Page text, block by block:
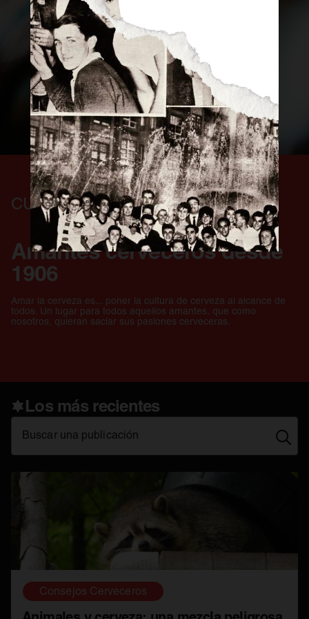
Consejos Cerveceros
Servicio Perfecto
Historia
Actualidad
Materias Primas
Estilos de Cerveza
Elaboración
Maridaje
BEER MASTER
CULTURA DE CERVEZA
Amantes cerveceros desde
1906
Amar la cerveza es... poner la cultura de cerveza al alcance de
todos. Un lugar para todos aquellos amantes, que como
nosotros, quieran saciar sus pasiones cerveceras.
Los más recientes
Buscar una publicación
Consejos Cerveceros